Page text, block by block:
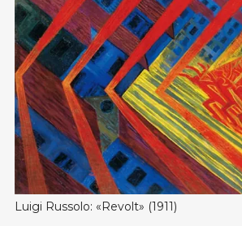
Luigi Russolo: «Revolt» (1911)